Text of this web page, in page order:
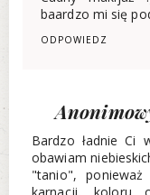
baardzo mi się
ODPOWIEDZ
Bardzo ładnie Ci
obawiam
"tanio",